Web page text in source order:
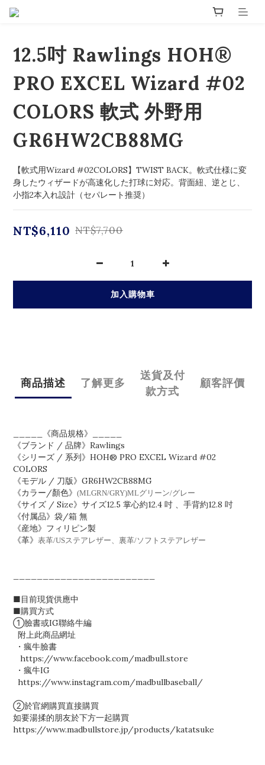
12.5吋 Rawlings HOH®
PRO EXCEL Wizard #02
COLORS 軟式 外野用
GR6HW2CB88MG
【軟式用Wizard #02COLORS】TWIST BACK。軟式仕様に変
身したウィザードが高速化した打球に対応。背面紐、逆とじ、
小指2本入れ設計（セパレート推奨）
NT$6,110 NT$7,700
加入購物車
商品描述 了解更多
送貨及付
款方式
顧客評價
_____《商品規格》_____
《ブランド / 品牌》Rawlings
《シリーズ / 系列》HOH® PRO EXCEL Wizard #02
COLORS
《モデル / 刀版》GR6HW2CB88MG
《カラー/顏色》 (MLGRN/GRY)MLグリーン/グレー
《サイズ / Size》サイズ12.5 掌心約12.4 吋 、手背約12.8 吋
《付属品》袋/箱 無
《産地》フィリピン製
《革》 表革/USステアレザー、裏革/ソフトステアレザー
■目前現貨供應中
■購買方式
①臉書或IG聯絡牛編
附上此商品網址
・瘋牛臉書
https://www.facebook.com/madbull.store
・瘋牛IG
https://www.instagram.com/madbullbaseball/
②於官網購買直接購買
如要湯揉的朋友於下方一起購買
https://www.madbullstore.jp/products/katatsuke